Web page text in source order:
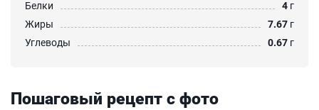
Белки
4 г
Жиры
7.67 г
Углеводы
0.67 г
Пошаговый рецепт с фото